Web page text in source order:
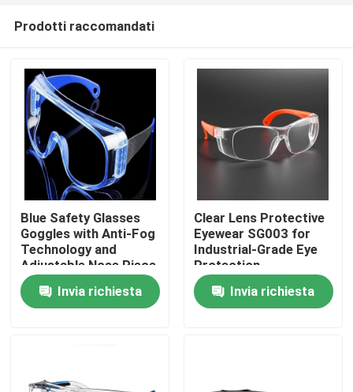
Casa
Prodotti
Prodotti raccomandati
Blue Safety Glasses
Goggles with Anti-Fog
Technology and
Adjustable Nose Piece
Invia richiesta
Clear Lens Protective
Eyewear SG003 for
Industrial-Grade Eye
Protection
Invia richiesta